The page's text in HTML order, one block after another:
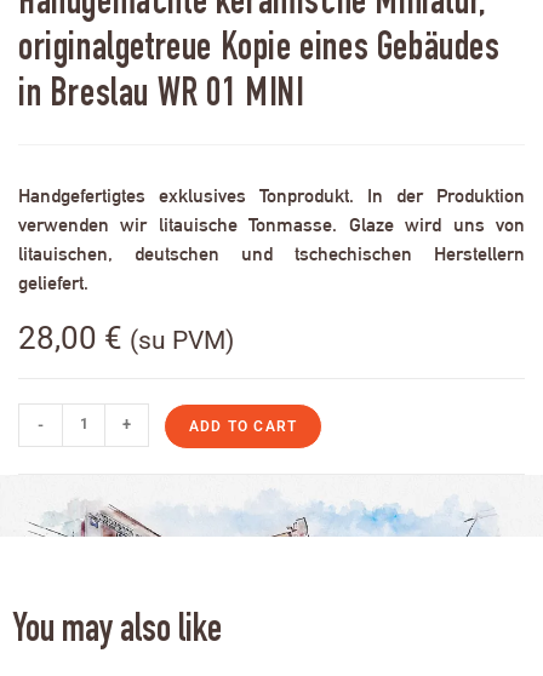
originalgetreue Kopie eines Gebäudes
in Breslau WR 01 MINI
Handgefertigtes exklusives Tonprodukt. In der Produktion
verwenden wir litauische Tonmasse. Glaze wird uns von
litauischen, deutschen und tschechischen Herstellern
geliefert.
28,00 € (su PVM)
- + ADD TO CART
You may also like